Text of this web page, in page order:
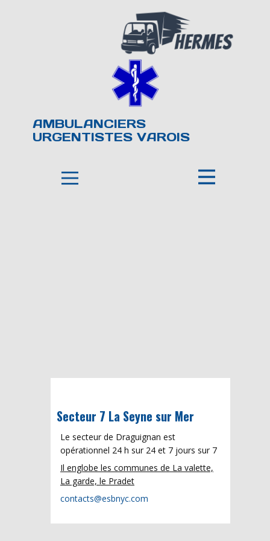
AMBULANCIERS
URGENTISTES VAROIS
Secteur 7 La Seyne sur Mer
Le secteur de Draguignan est
opérationnel 24 h sur 24 et 7 jours sur 7
Il englobe les communes de La valette,
La garde, le Pradet
contacts@esbnyc.com